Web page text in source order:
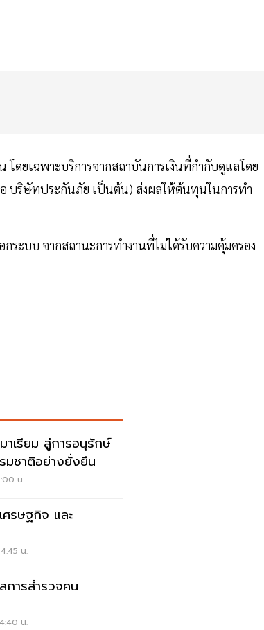
โดยเฉพาะบริการจากสถาบันการเงินที่กำกับดูแลโดย
บริษัทประกันภัย เป็นต้น) ส่งผลให้ต้นทุนในการทำ
กระบบ จากสถานะการทำงานที่ไม่ได้รับความคุ้มครอง
การอนุรักษ์
มชาติอย่างยั่งยืน
น.
รษฐกิจ และ
น.
ารสำรวจคน
น.